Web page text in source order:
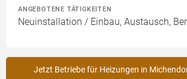
ANGEBOTENE TÄTIGKEITEN
Neuinstallation / Einbau, Austausch,
Jetzt Betriebe für Heizungen in